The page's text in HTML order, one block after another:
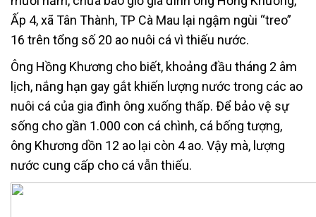
Ấp 4, xã Tân Thành, TP Cà Mau lại ngậm ngùi “treo”
16 trên tổng số 20 ao nuôi cá vì thiếu nước.
Ông Hồng Khương cho biết, khoảng đầu tháng 2 âm
lịch, nắng hạn gay gắt khiến lượng nước trong các ao
nuôi cá của gia đình ông xuống thấp. Ðể bảo vệ sự
sống cho gần 1.000 con cá chình, cá bống tượng,
ông Khương dồn 12 ao lại còn 4 ao. Vậy mà, lượng
nước cung cấp cho cá vẫn thiếu.